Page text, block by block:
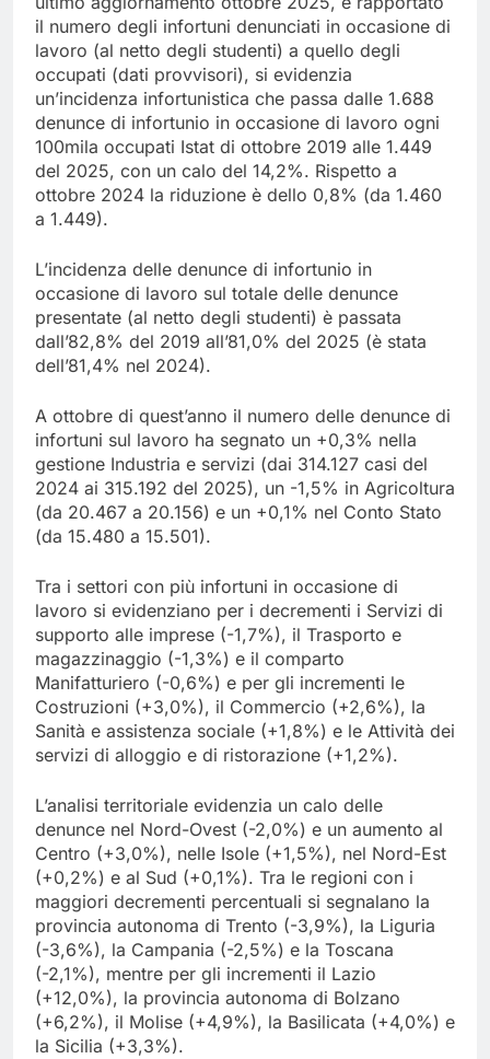
il numero degli infortuni denunciati in occasione di
lavoro (al netto degli studenti) a quello degli
occupati (dati provvisori), si evidenzia
un’incidenza infortunistica che passa dalle 1.688
denunce di infortunio in occasione di lavoro ogni
100mila occupati Istat di ottobre 2019 alle 1.449
del 2025, con un calo del 14,2%. Rispetto a
ottobre 2024 la riduzione è dello 0,8% (da 1.460
a 1.449).
L’incidenza delle denunce di infortunio in
occasione di lavoro sul totale delle denunce
presentate (al netto degli studenti) è passata
dall’82,8% del 2019 all’81,0% del 2025 (è stata
dell’81,4% nel 2024).
A ottobre di quest’anno il numero delle denunce di
infortuni sul lavoro ha segnato un +0,3% nella
gestione Industria e servizi (dai 314.127 casi del
2024 ai 315.192 del 2025), un -1,5% in Agricoltura
(da 20.467 a 20.156) e un +0,1% nel Conto Stato
(da 15.480 a 15.501).
Tra i settori con più infortuni in occasione di
lavoro si evidenziano per i decrementi i Servizi di
supporto alle imprese (-1,7%), il Trasporto e
magazzinaggio (-1,3%) e il comparto
Manifatturiero (-0,6%) e per gli incrementi le
Costruzioni (+3,0%), il Commercio (+2,6%), la
Sanità e assistenza sociale (+1,8%) e le Attività dei
servizi di alloggio e di ristorazione (+1,2%).
L’analisi territoriale evidenzia un calo delle
denunce nel Nord-Ovest (-2,0%) e un aumento al
Centro (+3,0%), nelle Isole (+1,5%), nel Nord-Est
(+0,2%) e al Sud (+0,1%). Tra le regioni con i
maggiori decrementi percentuali si segnalano la
provincia autonoma di Trento (-3,9%), la Liguria
(-3,6%), la Campania (-2,5%) e la Toscana
(-2,1%), mentre per gli incrementi il Lazio
(+12,0%), la provincia autonoma di Bolzano
(+6,2%), il Molise (+4,9%), la Basilicata (+4,0%) e
la Sicilia (+3,3%).